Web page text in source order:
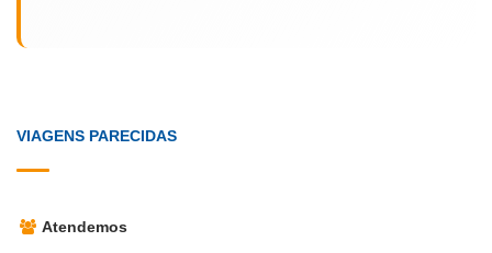
VIAGENS PARECIDAS
Atendemos